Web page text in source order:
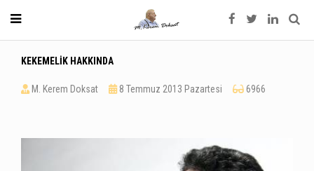
KEKEMELİK HAKKINDA
M. Kerem Doksat 8 Temmuz 2013 Pazartesi 6966